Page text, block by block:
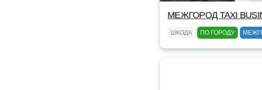
МЕЖГОРОД TAXI
ШКОДА ПО ГОРОДУ